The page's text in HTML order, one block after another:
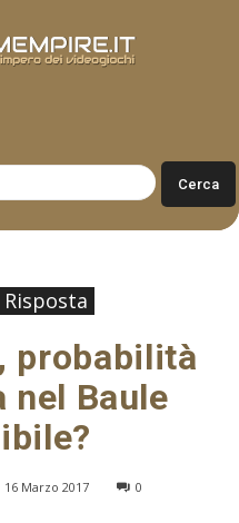
probabilità
nel Baule
16 Marzo 2017 0